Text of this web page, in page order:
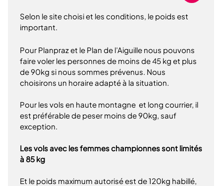
Selon le site choisi et les conditions, le poids est
important.
Pour Planpraz et le Plan de l’Aiguille nous pouvons
faire voler les personnes de moins de 45 kg et plus
de 90kg si nous sommes prévenus. Nous
choisirons un horaire adapté à la situation.
Pour les vols en haute montagne et long courrier, il
est préférable de peser moins de 90kg, sauf
exception.
Les vols avec les femmes championnes sont limités
à 85 kg
Et le poids maximum autorisé est de 120kg habillé,